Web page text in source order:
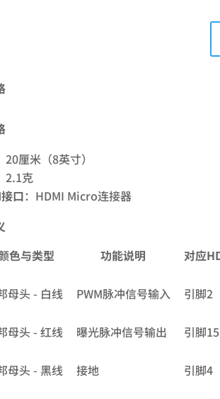
20厘米（8英寸）
2.1克
口：HDMI Micro连接器
色与类型
功能说明 对应
母头 - 白线 PWM脉冲信号输入 引脚2
母头 - 红线 曝光脉冲信号输出 引脚15
母头 - 黑线 接地 引脚4